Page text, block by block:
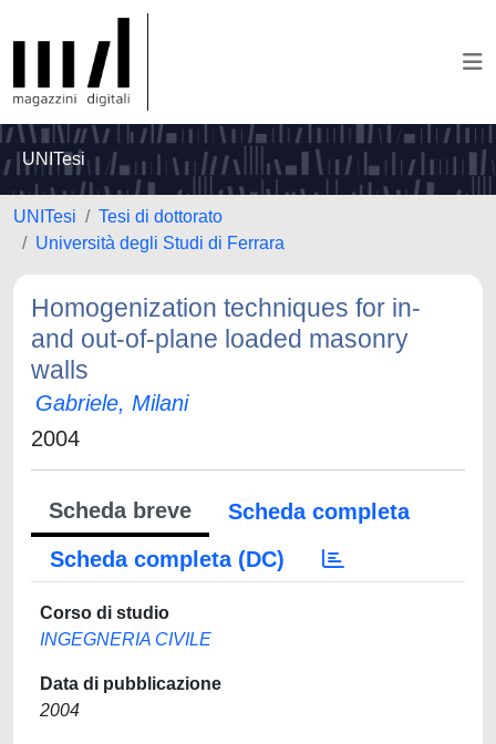
UNITesi
UNITesi
Tesi di dottorato
Università degli Studi di Ferrara
Homogenization techniques for in-
and out-of-plane loaded masonry
walls
Gabriele, Milani
2004
Scheda breve
Scheda completa
Scheda completa (DC)
Corso di studio
INGEGNERIA CIVILE
Data di pubblicazione
2004